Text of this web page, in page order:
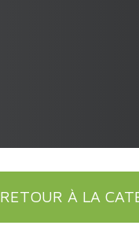
RETOUR À LA